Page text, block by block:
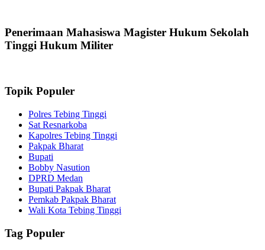
Penerimaan Mahasiswa Magister Hukum Sekolah
Tinggi Hukum Militer
Topik Populer
Polres Tebing Tinggi
Sat Resnarkoba
Kapolres Tebing Tinggi
Pakpak Bharat
Bupati
Bobby Nasution
DPRD Medan
Bupati Pakpak Bharat
Pemkab Pakpak Bharat
Wali Kota Tebing Tinggi
Tag Populer